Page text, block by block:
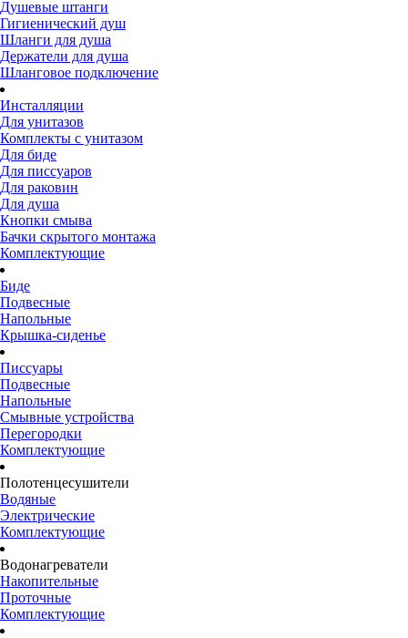
Душевые штанги
Гигиенический душ
Шланги для душа
Держатели для душа
Шланговое подключение
Инсталляции
Для унитазов
Комплекты с унитазом
Для биде
Для писсуаров
Для раковин
Для душа
Кнопки смыва
Бачки скрытого монтажа
Комплектующие
Биде
Подвесные
Напольные
Крышка-сиденье
Писсуары
Подвесные
Напольные
Смывные устройства
Перегородки
Комплектующие
Полотенцесушители
Водяные
Электрические
Комплектующие
Водонагреватели
Накопительные
Проточные
Комплектующие